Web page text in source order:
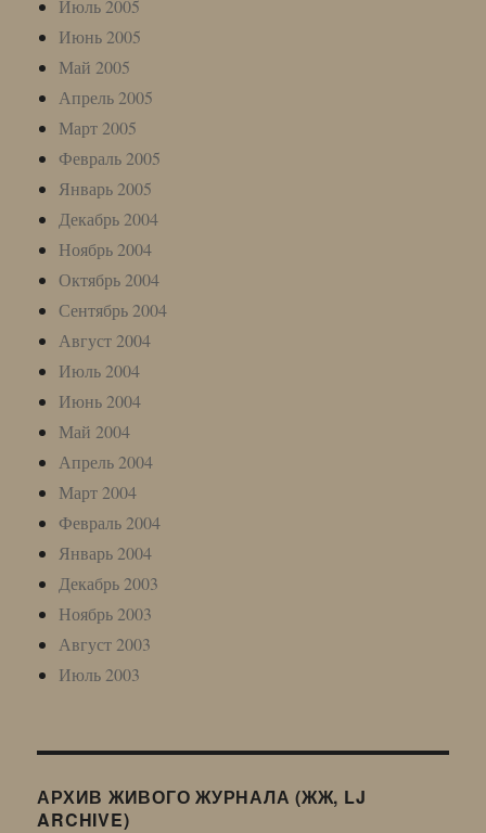
Июль 2005
Июнь 2005
Май 2005
Апрель 2005
Март 2005
Февраль 2005
Январь 2005
Декабрь 2004
Ноябрь 2004
Октябрь 2004
Сентябрь 2004
Август 2004
Июль 2004
Июнь 2004
Май 2004
Апрель 2004
Март 2004
Февраль 2004
Январь 2004
Декабрь 2003
Ноябрь 2003
Август 2003
Июль 2003
АРХИВ ЖИВОГО ЖУРНАЛА (ЖЖ, LJ
ARCHIVE)